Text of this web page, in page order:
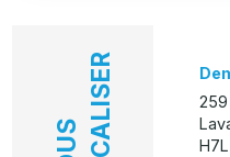
LOCALISER